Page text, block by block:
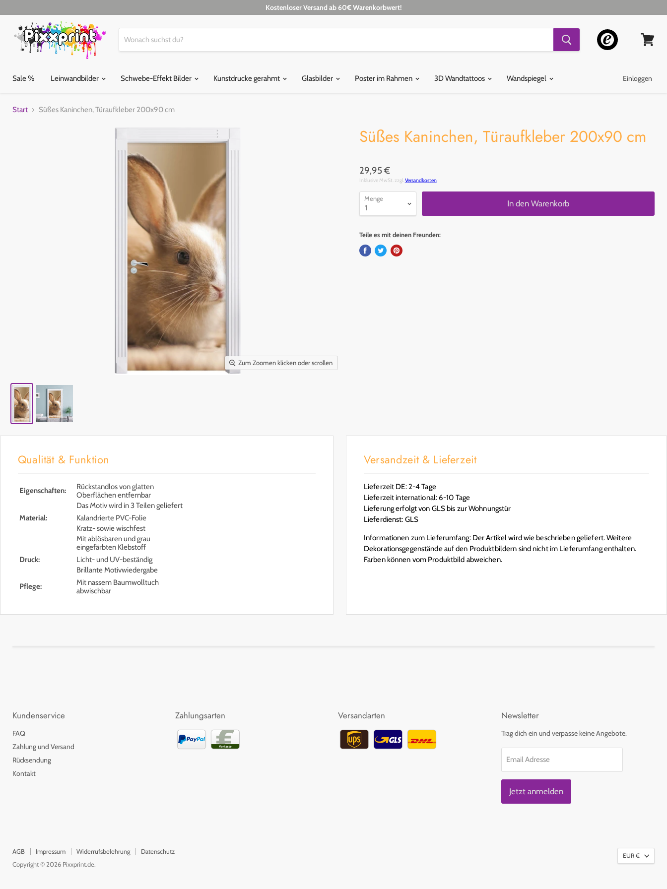
Kostenloser Versand ab 60€ Warenkorbwert!
Sale % Leinwandbilder Schwebe-Effekt Bilder Kunstdrucke gerahmt Glasbilder Poster im Rahmen 3D Wandtattoos Wandspiegel Einloggen
Start Süßes Kaninchen, Türaufkleber 200x90 cm
Zum Zoomen klicken oder scrollen
Süßes Kaninchen, Türaufkleber 200x90 cm
29,95 €
Inklusive MwSt. zzgl.Versandkosten
Menge In den Warenkorb
Teile es mit deinen Freunden:
Qualität & Funktion
Eigenschaften:
Rückstandlos von glatten
Oberflächen entfernbar
Das Motiv wird in 3 Teilen geliefert
Material:
Kalandrierte PVC-Folie
Kratz- sowie wischfest
Mit ablösbaren und grau
eingefärbten Klebstoff
Druck:
Licht- und UV-beständig
Brillante Motivwiedergabe
Pflege:
Mit nassem Baumwolltuch
abwischbar
Versandzeit & Lieferzeit
Lieferzeit DE: 2-4 Tage
Lieferzeit international: 6-10 Tage
Lieferung erfolgt von GLS bis zur Wohnungstür
Lieferdienst: GLS
Informationen zum Lieferumfang: Der Artikel wird wie beschrieben geliefert. Weitere
Dekorationsgegenstände auf den Produktbildern sind nicht im Lieferumfang enthalten.
Farben können vom Produktbild abweichen.
Kundenservice
FAQ
Zahlung und Versand
Rücksendung
Kontakt
Zahlungsarten Versandarten Newsletter
Trag dich ein und verpasse keine Angebote.
Email Adresse
Jetzt anmelden
AGB Impressum Widerrufsbelehrung
Datenschutz
Copyright © 2026 Pixxprint.de.
EUR €